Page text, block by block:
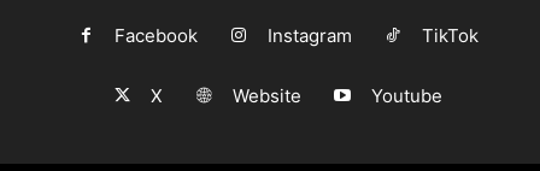
Facebook Instagram TikTok
X Website Youtube